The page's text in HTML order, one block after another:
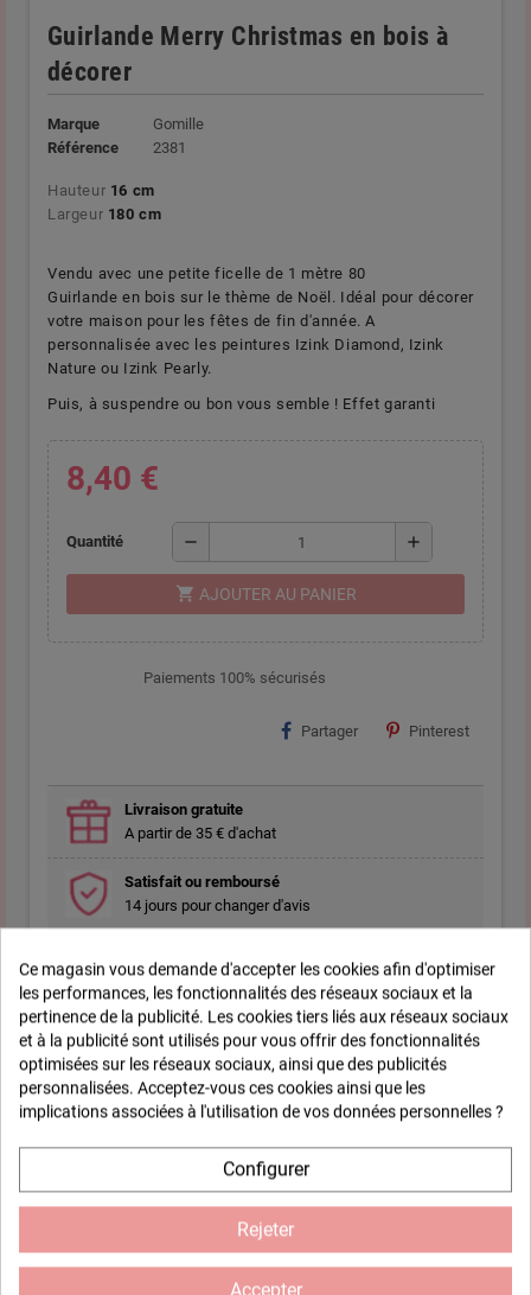
Guirlande Merry Christmas en bois à
décorer
Marque
Gomille
Référence
2381
Hauteur 16 cm
Largeur 180 cm
Vendu avec une petite ficelle de 1 mètre 80
Guirlande en bois sur le thème de Noël. Idéal pour décorer
votre maison pour les fêtes de fin d'année. A
personnalisée avec les peintures Izink Diamond, Izink
Nature ou Izink Pearly.
Puis, à suspendre ou bon vous semble ! Effet garanti
8,40 €
Quantité remove add
shopping_cart AJOUTER AU PANIER
Paiements 100% sécurisés
Partager Pinterest
Livraison gratuite
A partir de 35 € d'achat
Satisfait ou remboursé
14 jours pour changer d'avis
Fiche technique
Epaisseur 0,5 cm
possibles : peinture, papier,
mosaïque, collage, etc...
Medium Certifié PEFC 100%
Ce magasin vous demande d'accepter les cookies afin d'optimiser
les performances, les fonctionnalités des réseaux sociaux et la
pertinence de la publicité. Les cookies tiers liés aux réseaux sociaux
et à la publicité sont utilisés pour vous offrir des fonctionnalités
optimisées sur les réseaux sociaux, ainsi que des publicités
personnalisées. Acceptez-vous ces cookies ainsi que les
implications associées à l'utilisation de vos données personnelles ?
Configurer
Rejeter
Accepter